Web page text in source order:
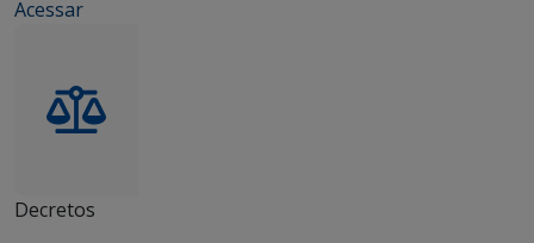
Acessar
Decretos